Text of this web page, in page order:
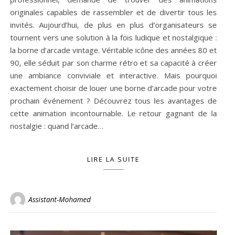
originales capables de rassembler et de divertir tous les
invités. Aujourd’hui, de plus en plus d’organisateurs se
tournent vers une solution à la fois ludique et nostalgique :
la borne d’arcade vintage. Véritable icône des années 80 et
90, elle séduit par son charme rétro et sa capacité à créer
une ambiance conviviale et interactive. Mais pourquoi
exactement choisir de louer une borne d’arcade pour votre
prochain événement ? Découvrez tous les avantages de
cette animation incontournable. Le retour gagnant de la
nostalgie : quand l’arcade…
LIRE LA SUITE
Assistant-Mohamed